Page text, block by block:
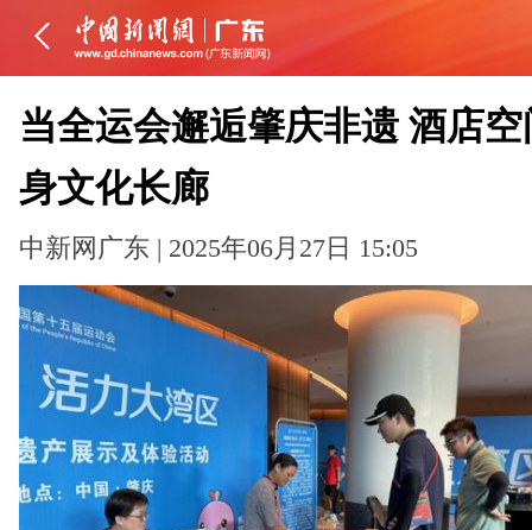
当全运会邂逅肇庆非遗 酒店
身文化长廊
中新网广东 | 2025年06月27日 15:05